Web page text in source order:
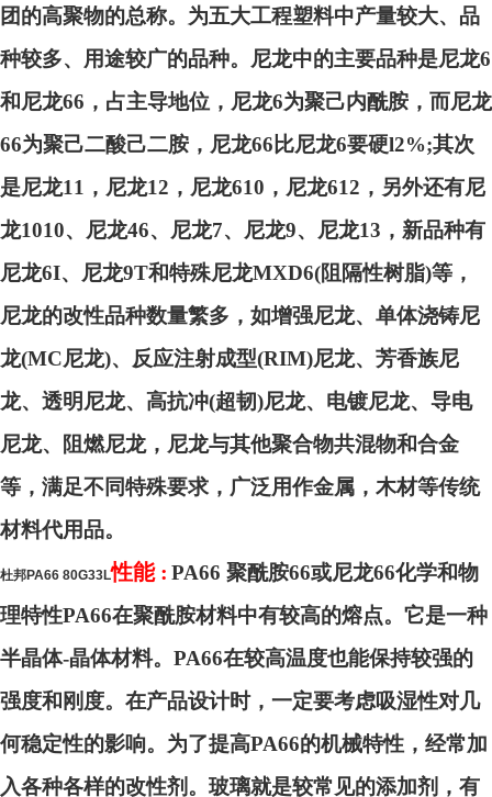
团的高聚物的总称。为五大工程塑料中产量较大、品
种较多、用途较广的品种。尼龙中的主要品种是尼龙6
和尼龙66，占主导地位，尼龙6为聚己内酰胺，而尼龙
66为聚己二酸己二胺，尼龙66比尼龙6要硬l2%;其次
是尼龙11，尼龙12，尼龙610，尼龙612，另外还有尼
龙1010、尼龙46、尼龙7、尼龙9、尼龙13，新品种有
尼龙6I、尼龙9T和特殊尼龙MXD6(阻隔性树脂)等，
尼龙的改性品种数量繁多，如增强尼龙、单体浇铸尼
龙(MC尼龙)、反应注射成型(RIM)尼龙、芳香族尼
龙、透明尼龙、高抗冲(超韧)尼龙、电镀尼龙、导电
尼龙、阻燃尼龙，尼龙与其他聚合物共混物和合金
等，满足不同特殊要求，广泛用作金属，木材等传统
材料代用品。
杜邦PA66 80G33L性能 : PA66 聚酰胺66或尼龙66化学和物
理特性PA66在聚酰胺材料中有较高的熔点。它是一种
半晶体-晶体材料。PA66在较高温度也能保持较强的
强度和刚度。在产品设计时，一定要考虑吸湿性对几
何稳定性的影响。为了提高PA66的机械特性，经常加
入各种各样的改性剂。玻璃就是较常见的添加剂，有